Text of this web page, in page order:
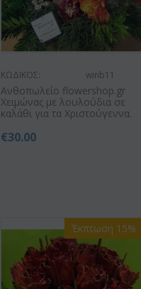
ΚΩΔΙΚΟΣ: winb11
Ανθοπωλείο flowershop.gr
Χειμώνας με λουλούδια σε
καλάθι για τα Χριστούγεννα.
€30.00
Έκπτωση 15%